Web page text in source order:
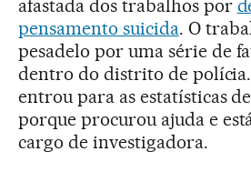
afastada dos trabalhos por
pensamento suicida. O
pesadelo por uma série de
dentro do distrito de polícia.
entrou para as estatísticas
porque procurou ajuda e
cargo de investigadora.